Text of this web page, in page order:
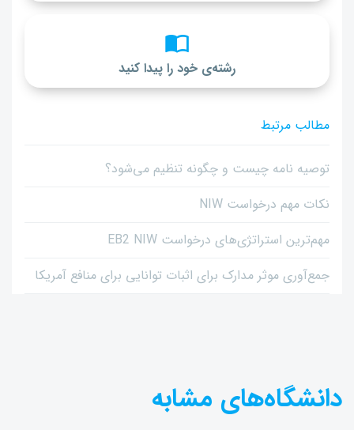
رشته‌ی خود را پیدا کنید
مطالب مرتبط
توصیه نامه چیست و چگونه تنظیم می‌شود؟
نکات مهم درخواست NIW
مهم‌ترین استراتژی‌های درخواست EB2 NIW
جمع‌آوری موثر مدارک برای اثبات توانایی برای منافع آمریکا
دانشگاه‌های مشابه